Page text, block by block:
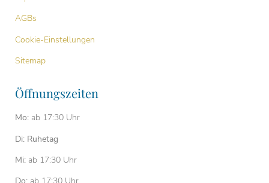
AGBs
Cookie-Einstellungen
Sitemap
Öffnungszeiten
Mo: ab 17:30 Uhr
Di: Ruhetag
Mi: ab 17:30 Uhr